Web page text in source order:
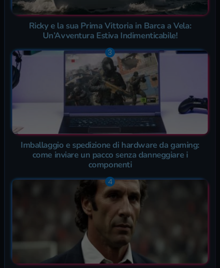
Ricky e la sua Prima Vittoria in Barca a Vela:
Un’Avventura Estiva Indimenticabile!
Imballaggio e spedizione di hardware da gaming:
come inviare un pacco senza danneggiare i
componenti